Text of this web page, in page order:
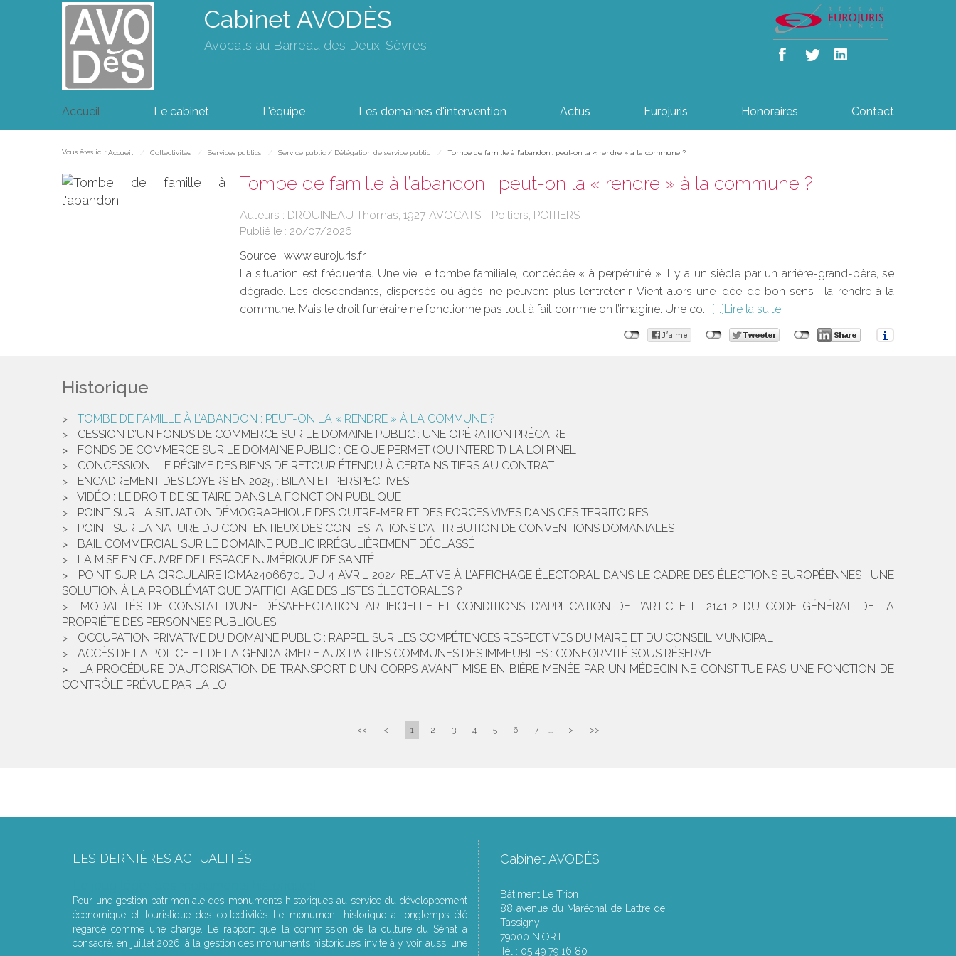
Cabinet AVODÈS
Avocats au Barreau des Deux-Sèvres
Accueil Le cabinet L'équipe Les domaines d'intervention Actus Eurojuris Honoraires Contact
Vous êtes ici : Accueil Collectivités Services publics Service public / Délégation de service public Tombe de famille à l’abandon : peut-on la « rendre » à la commune ?
Tombe de famille à l’abandon : peut-on la « rendre » à la commune ?
Auteurs : DROUINEAU Thomas, 1927 AVOCATS - Poitiers, POITIERS
Publié le : 20/07/2026
Source : www.eurojuris.fr
La situation est fréquente. Une vieille tombe familiale, concédée « à perpétuité » il y a un siècle par un arrière-grand-père, se
dégrade. Les descendants, dispersés ou âgés, ne peuvent plus l’entretenir. Vient alors une idée de bon sens : la rendre à la
commune. Mais le droit funéraire ne fonctionne pas tout à fait comme on l’imagine. Une co...
Lire la suite
Historique
TOMBE DE FAMILLE À L’ABANDON : PEUT-ON LA « RENDRE » À LA COMMUNE ?
CESSION D’UN FONDS DE COMMERCE SUR LE DOMAINE PUBLIC : UNE OPÉRATION PRÉCAIRE
FONDS DE COMMERCE SUR LE DOMAINE PUBLIC : CE QUE PERMET (OU INTERDIT) LA LOI PINEL
CONCESSION : LE RÉGIME DES BIENS DE RETOUR ÉTENDU À CERTAINS TIERS AU CONTRAT
ENCADREMENT DES LOYERS EN 2025 : BILAN ET PERSPECTIVES
VIDÉO : LE DROIT DE SE TAIRE DANS LA FONCTION PUBLIQUE
POINT SUR LA SITUATION DÉMOGRAPHIQUE DES OUTRE-MER ET DES FORCES VIVES DANS CES TERRITOIRES
POINT SUR LA NATURE DU CONTENTIEUX DES CONTESTATIONS D’ATTRIBUTION DE CONVENTIONS DOMANIALES
BAIL COMMERCIAL SUR LE DOMAINE PUBLIC IRRÉGULIÈREMENT DÉCLASSÉ
LA MISE EN ŒUVRE DE L’ESPACE NUMÉRIQUE DE SANTÉ
POINT SUR LA CIRCULAIRE IOMA2406670J DU 4 AVRIL 2024 RELATIVE À L’AFFICHAGE ÉLECTORAL DANS LE CADRE DES ÉLECTIONS EUROPÉENNES : UNE
SOLUTION À LA PROBLÉMATIQUE D’AFFICHAGE DES LISTES ÉLECTORALES ?
MODALITÉS DE CONSTAT D’UNE DÉSAFFECTATION ARTIFICIELLE ET CONDITIONS D’APPLICATION DE L’ARTICLE L. 2141-2 DU CODE GÉNÉRAL DE LA
PROPRIÉTÉ DES PERSONNES PUBLIQUES
OCCUPATION PRIVATIVE DU DOMAINE PUBLIC : RAPPEL SUR LES COMPÉTENCES RESPECTIVES DU MAIRE ET DU CONSEIL MUNICIPAL
ACCÈS DE LA POLICE ET DE LA GENDARMERIE AUX PARTIES COMMUNES DES IMMEUBLES : CONFORMITÉ SOUS RÉSERVE
LA PROCÉDURE D'AUTORISATION DE TRANSPORT D'UN CORPS AVANT MISE EN BIÈRE MENÉE PAR UN MÉDECIN NE CONSTITUE PAS UNE FONCTION DE
CONTRÔLE PRÉVUE PAR LA LOI
<< < 1 2 3 4 5 6 7 ... > >>
LES DERNIÈRES ACTUALITÉS
Pour une gestion patrimoniale des monuments historiques au service du développement
économique et touristique des collectivités Le monument historique a longtemps été
regardé comme une charge. Le rapport que la commission de la culture du Sénat a
consacré, en juillet 2026, à la gestion des monuments historiques invite à y voir aussi une
Cabinet AVODÈS
Bâtiment Le Trion
88 avenue du Maréchal de Lattre de
Tassigny
79000 NIORT
Tél : 05 49 79 16 80